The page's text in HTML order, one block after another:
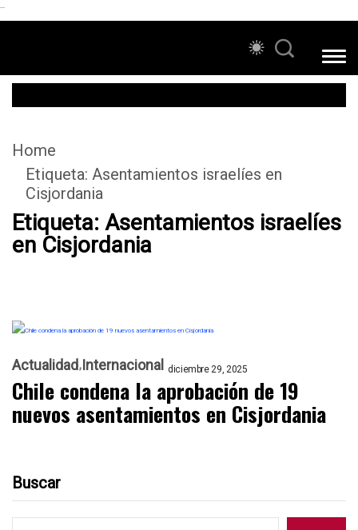
```
Home
Etiqueta: Asentamientos israelíes en
Cisjordania
Etiqueta: Asentamientos israelíes
en Cisjordania
Actualidad Internacional diciembre 29, 2025
Chile condena la aprobación de 19
nuevos asentamientos en Cisjordania
Buscar